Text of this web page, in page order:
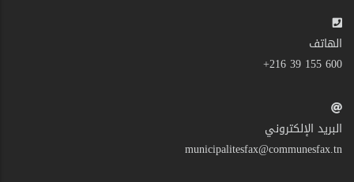
الهاتف
600 155 39 216+
البريد الإلكتروني
municipalitesfax@communesfax.tn